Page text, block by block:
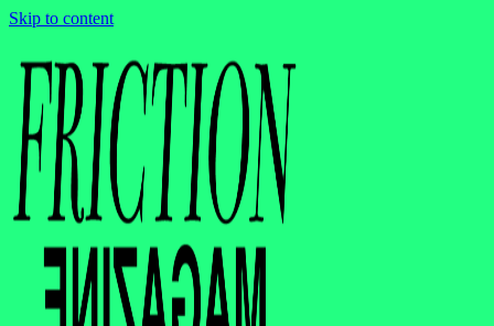
Skip to content